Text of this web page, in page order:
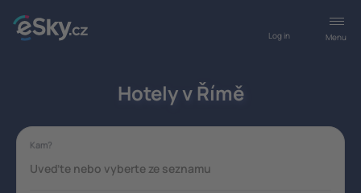
Menu
Log in
Hotely v Římě